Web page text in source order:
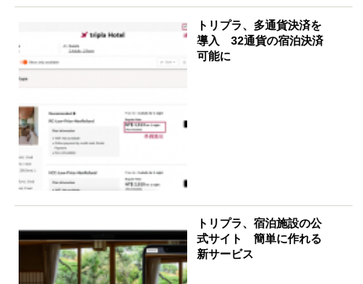
トリプラ、多通貨決済を
導入 32通貨の宿泊決済
可能に
トリプラ、宿泊施設の公
式サイト 簡単に作れる
新サービス